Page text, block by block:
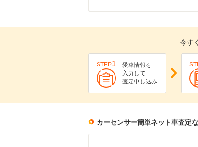
今す
STEP1
愛車情報を
入力して
査定申し込み
カーセンサー簡単ネット車査定